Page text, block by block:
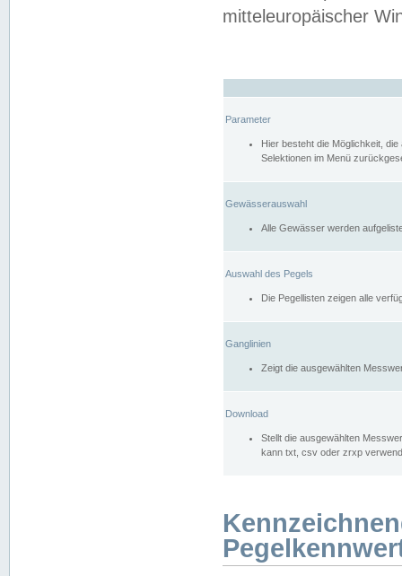
mitteleuropäischer
Parameter
Hier besteht die Möglichkeit,
Selektionen im Menü
Gewässerauswahl
Alle Gewässer werden
Auswahl des Pegels
Die Pegellisten zeigen alle
Ganglinien
Zeigt die ausgewählten
Download
Stellt die ausgewählten
kann txt, csv oder zrxp